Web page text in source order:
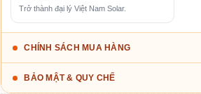
Trở thành đại lý Việt Nam Solar.
CHÍNH SÁCH MUA HÀNG
BẢO MẬT & QUY CHẾ